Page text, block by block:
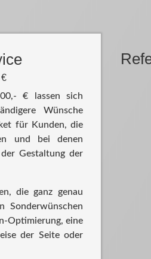
€ lassen sich
Wünsche
für Kunden, die
und bei denen
Gestaltung der
die ganz genau
Sonderwünschen
Optimierung, eine
der Seite oder